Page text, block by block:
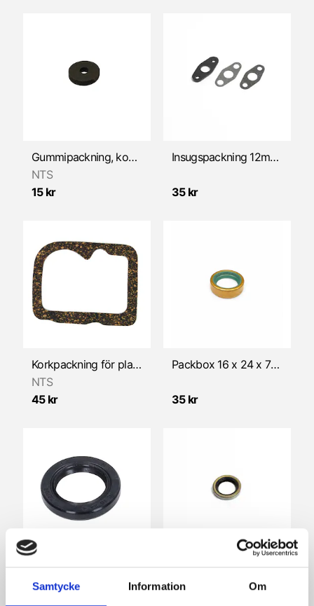
Samtycke Information Om
Gummipackning, koppling 3x10x2mm (Sachs)
NTS
15 kr
Insugspackning 12mm/2,1mm (Sachs)
35 kr
Korkpackning för platta under förgasare/SSB 8,5-12mm (Sachs)
NTS
45 kr
Packbox 16 x 24 x 7mm - metall
35 kr
Packbox 16x24x4mm (Sachs)
Packbox 16x24x4mm, teflon (Sachs)
NTS